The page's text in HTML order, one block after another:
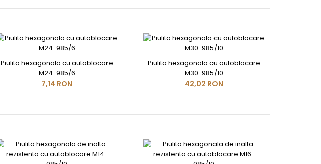
Piulita hexagonala cu autoblocare
M24-985/6
7,14 RON
Piulita hexagonala cu autoblocare
M30-985/10
42,02 RON